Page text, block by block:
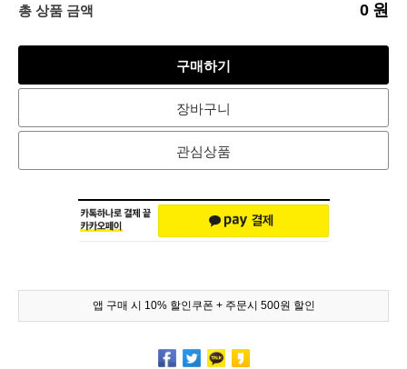
총 상품 금액 0 원
구매하기
장바구니
관심상품
앱 구매 시 10% 할인쿠폰 + 주문시 500원 할인